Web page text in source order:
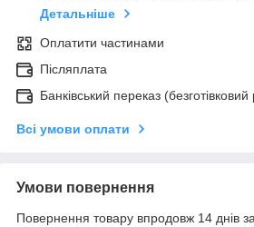
Детальніше
Оплатити частинами
Післяплата
Банківський переказ
Всі умови оплати
Умови повернення
Повернення товару впродовж 14 днів